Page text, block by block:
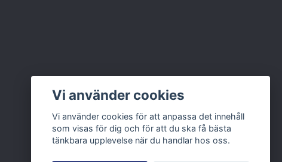
Vi använder cookies
Vi använder cookies för att anpassa det innehåll
som visas för dig och för att du ska få bästa
tänkbara upplevelse när du handlar hos oss.